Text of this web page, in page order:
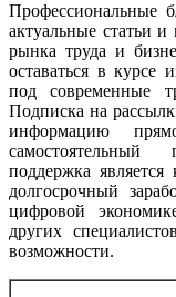
Профессиональные
актуальные статьи
рынка труда и
оставаться в курсе
под современные
Подписка на
информацию
поддержка
долгосрочный
цифровой
других
возможности.